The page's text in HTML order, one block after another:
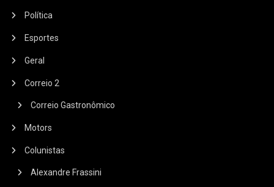
Política
Esportes
Geral
Correio 2
Correio Gastronômico
Motors
Colunistas
Alexandre Frassini